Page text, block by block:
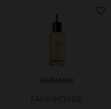
RABANNE
FAME INTENSE